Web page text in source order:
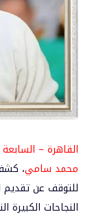
القاهرة – السابعة
محمد سامي،
للتوقف عن تقديم
النجاحات